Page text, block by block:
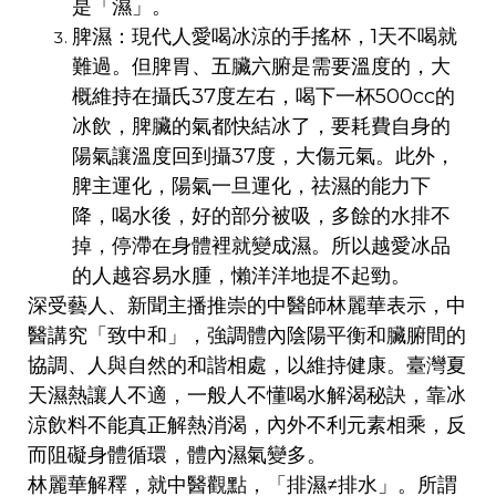
是「濕」。
脾濕：現代人愛喝冰涼的手搖杯，1天不喝就
難過。但脾胃、五臟六腑是需要溫度的，大
概維持在攝氏37度左右，喝下一杯500cc的
冰飲，脾臟的氣都快結冰了，要耗費自身的
陽氣讓溫度回到攝37度，大傷元氣。此外，
脾主運化，陽氣一旦運化，祛濕的能力下
降，喝水後，好的部分被吸，多餘的水排不
掉，停滯在身體裡就變成濕。所以越愛冰品
的人越容易水腫，懶洋洋地提不起勁。
深受藝人、新聞主播推崇的中醫師林麗華表示，中
醫講究「致中和」，強調體內陰陽平衡和臟腑間的
協調、人與自然的和諧相處，以維持健康。臺灣夏
天濕熱讓人不適，一般人不懂喝水解渴秘訣，靠冰
涼飲料不能真正解熱消渴，內外不利元素相乘，反
而阻礙身體循環，體內濕氣變多。
林麗華解釋，就中醫觀點，「排濕≠排水」。所謂